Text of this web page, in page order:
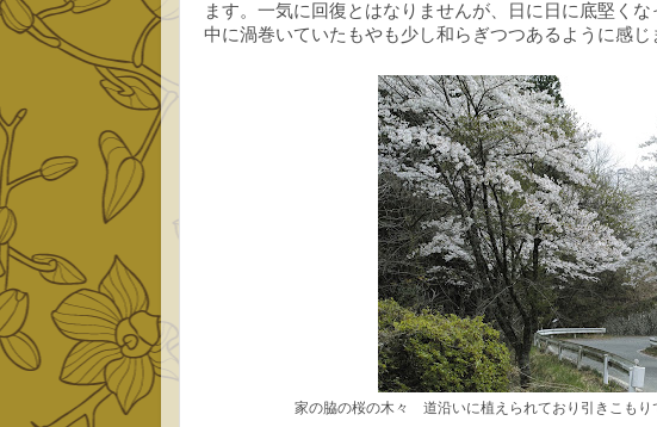
ます。一気に回復とはなりませんが、日に日に底堅く
中に渦巻いていたもやも少し和らぎつつあるように感じ
家の脇の桜の木々 道沿いに植えられており引きこもり